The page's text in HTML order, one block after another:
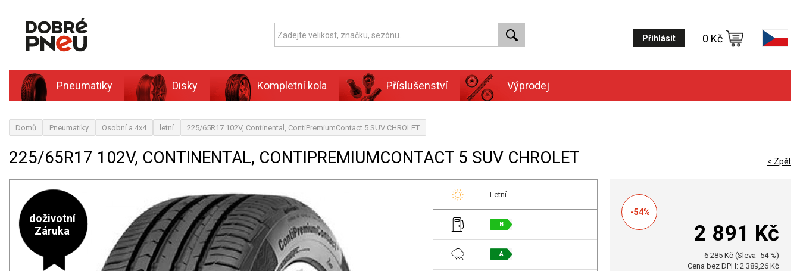
Přihlásit 0 Kč
Pneumatiky Disky Kompletní kola Příslušenství Výprodej
Domů Pneumatiky Osobní a 4x4 letní 225/65R17 102V, Continental, ContiPremiumContact 5 SUV CHROLET
225/65R17 102V, CONTINENTAL, CONTIPREMIUMCONTACT 5 SUV CHROLET < Zpět
doživotní
Záruka
Letní
B
A
-54%
2 891 Kč
6 285 Kč (Sleva -54 %)
Cena bez DPH: 2 389,26 Kč